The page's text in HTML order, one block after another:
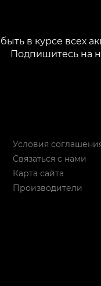
в курсе всех
Подпишитесь на
Условия
Связаться с нами
Карта сайта
Производители